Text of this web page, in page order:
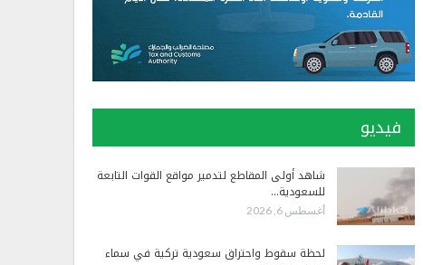
فيديو
شاهد أولى المقاطع لتدمير مواقع القوات التابعة
للسعودية…
أغسطس 6, 2026
لحظة سقوط واحتراق سعودية تركية في سماء